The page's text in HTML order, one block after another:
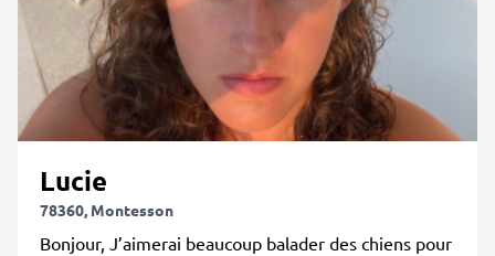
Lucie
78360, Montesson
Bonjour, J’aimerai beaucoup balader des chiens pour